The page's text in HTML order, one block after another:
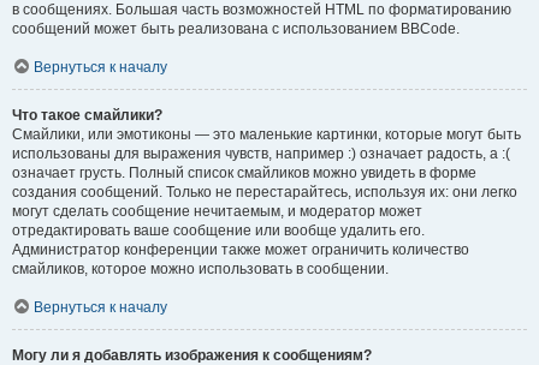
в сообщениях. Большая часть возможностей HTML по форматированию
сообщений может быть реализована с использованием BBCode.
Вернуться к началу
Что такое смайлики?
Смайлики, или эмотиконы — это маленькие картинки, которые могут быть
использованы для выражения чувств, например :) означает радость, а :(
означает грусть. Полный список смайликов можно увидеть в форме
создания сообщений. Только не перестарайтесь, используя их: они легко
могут сделать сообщение нечитаемым, и модератор может
отредактировать ваше сообщение или вообще удалить его.
Администратор конференции также может ограничить количество
смайликов, которое можно использовать в сообщении.
Вернуться к началу
Могу ли я добавлять изображения к сообщениям?